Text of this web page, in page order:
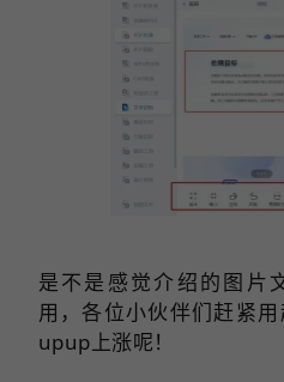
是不是感觉介绍的图片
用，各位小伙伴们赶紧
upup上涨呢！